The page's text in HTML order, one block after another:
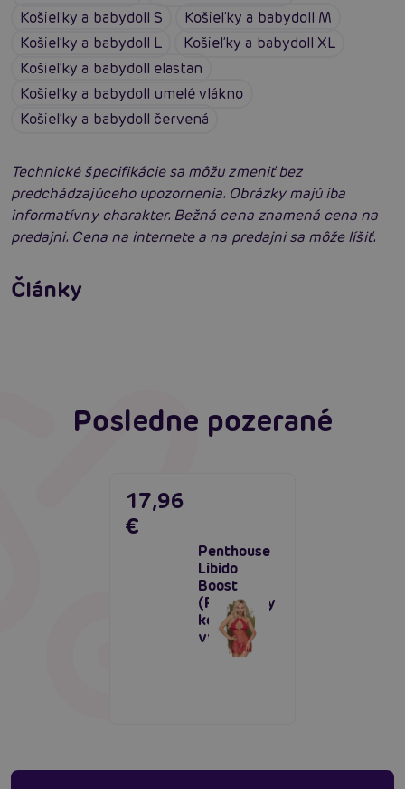
Košieľky a babydoll S
Košieľky a babydoll M
Košieľky a babydoll L
Košieľky a babydoll XL
Košieľky a babydoll elastan
Košieľky a babydoll umelé vlákno
Košieľky a babydoll červená
Technické špecifikácie sa môžu zmeniť bez
predchádzajúceho upozornenia. Obrázky majú iba
informatívny charakter. Bežná cena znamená cena na
predajni. Cena na internete a na predajni sa môže líšiť.
Články
neodolateľne sexy
Čítať viacej
Erotická inteligencia: Príručka Sexiómov
Posledne pozerané
Penthouse
Libido
Boost
(Red), sexy
košieľka s
výstrihom
17,96
€